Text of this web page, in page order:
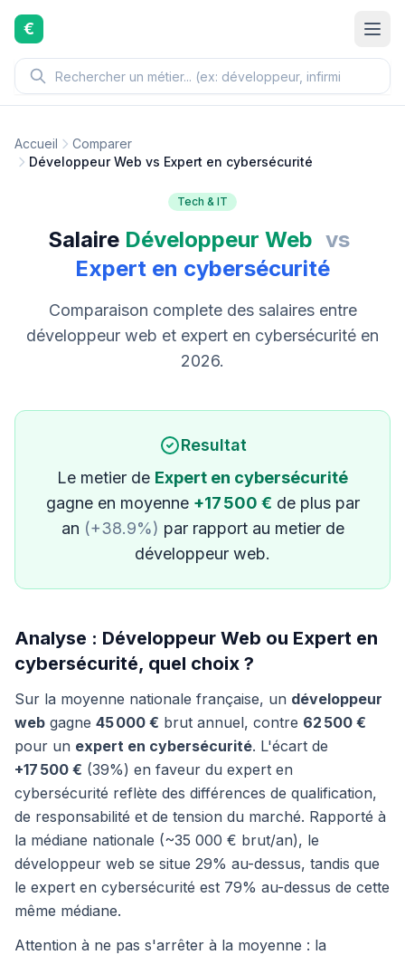
Aller au contenu principal
€
Accueil
Comparer
Développeur Web vs Expert en cybersécurité
Tech & IT
Salaire Développeur Web vs
Expert en cybersécurité
Comparaison complete des salaires entre
développeur web et expert en cybersécurité en
2026.
Resultat
Le metier de Expert en cybersécurité
gagne en moyenne +17 500 € de plus par
an (+38.9%) par rapport au metier de
développeur web.
Analyse : Développeur Web ou Expert en
cybersécurité, quel choix ?
Sur la moyenne nationale française, un développeur
web gagne 45 000 € brut annuel, contre 62 500 €
pour un expert en cybersécurité. L'écart de
+17 500 € (39%) en faveur du expert en
cybersécurité reflète des différences de qualification,
de responsabilité et de tension du marché. Rapporté à
la médiane nationale (~35 000 € brut/an), le
développeur web se situe 29% au-dessus, tandis que
le expert en cybersécurité est 79% au-dessus de cette
même médiane.
Attention à ne pas s'arrêter à la moyenne : la